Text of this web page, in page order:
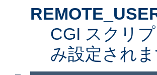
CGI スクリ
み設定されま